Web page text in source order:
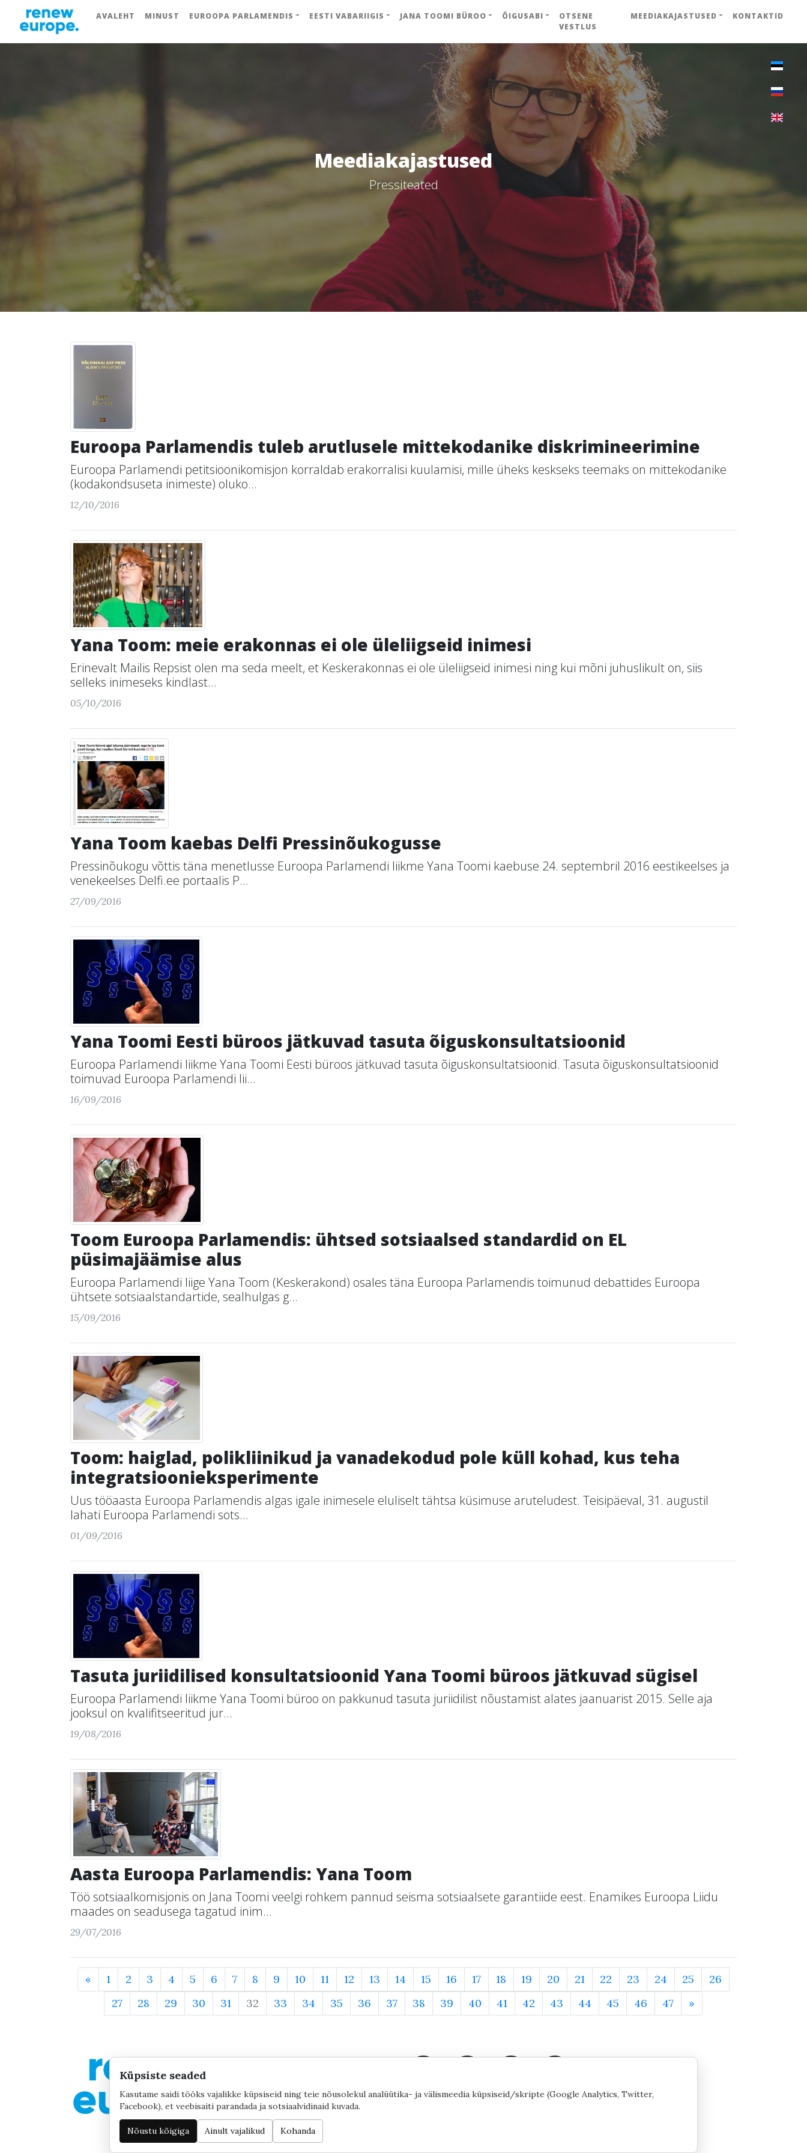
AVALEHT MINUST EUROOPA PARLAMENDIS EESTI VABARIIGIS JANA TOOMI BÜROO ÕIGUSABI
OTSENE
VESTLUS
MEEDIAKAJASTUSED KONTAKTID
Meediakajastused
Pressiteated
Euroopa Parlamendis tuleb arutlusele mittekodanike diskrimineerimine
Euroopa Parlamendi petitsioonikomisjon korraldab erakorralisi kuulamisi, mille üheks keskseks teemaks on mittekodanike
(kodakondsuseta inimeste) oluko...
12/10/2016
Yana Toom: meie erakonnas ei ole üleliigseid inimesi
Erinevalt Mailis Repsist olen ma seda meelt, et Keskerakonnas ei ole üleliigseid inimesi ning kui mõni juhuslikult on, siis
selleks inimeseks kindlast...
05/10/2016
Yana Toom kaebas Delfi Pressinõukogusse
Pressinõukogu võttis täna menetlusse Euroopa Parlamendi liikme Yana Toomi kaebuse 24. septembril 2016 eestikeelses ja
venekeelses Delfi.ee portaalis P...
27/09/2016
Yana Toomi Eesti büroos jätkuvad tasuta õiguskonsultatsioonid
Euroopa Parlamendi liikme Yana Toomi Eesti büroos jätkuvad tasuta õiguskonsultatsioonid. Tasuta õiguskonsultatsioonid
toimuvad Euroopa Parlamendi lii...
16/09/2016
Toom Euroopa Parlamendis: ühtsed sotsiaalsed standardid on EL
püsimajäämise alus
Euroopa Parlamendi liige Yana Toom (Keskerakond) osales täna Euroopa Parlamendis toimunud debattides Euroopa
ühtsete sotsiaalstandartide, sealhulgas g...
15/09/2016
Toom: haiglad, polikliinikud ja vanadekodud pole küll kohad, kus teha
integratsioonieksperimente
Uus tööaasta Euroopa Parlamendis algas igale inimesele eluliselt tähtsa küsimuse aruteludest. Teisipäeval, 31. augustil
lahati Euroopa Parlamendi sots...
01/09/2016
Tasuta juriidilised konsultatsioonid Yana Toomi büroos jätkuvad sügisel
Euroopa Parlamendi liikme Yana Toomi büroo on pakkunud tasuta juriidilist nõustamist alates jaanuarist 2015. Selle aja
jooksul on kvalifitseeritud jur...
19/08/2016
Aasta Euroopa Parlamendis: Yana Toom
Töö sotsiaalkomisjonis on Jana Toomi veelgi rohkem pannud seisma sotsiaalsete garantiide eest. Enamikes Euroopa Liidu
maades on seadusega tagatud inim...
29/07/2016
« 1 2 3 4 5 6 7 8 9 10 11 12 13 14 15 16 17 18 19 20 21 22 23 24 25
26
27
28 29 30 31 32 33 34 35 36 37 38 39 40 41 42 43 44 45 46 47 »
Küpsiste seaded
Kasutame saidi tööks vajalikke küpsiseid ning teie nõusolekul analüütika- ja välismeedia küpsiseid/skripte (Google Analytics, Twitter,
Facebook), et veebisaiti parandada ja sotsiaalvidinaid kuvada.
Nõustu kõigiga Ainult vajalikud Kohanda